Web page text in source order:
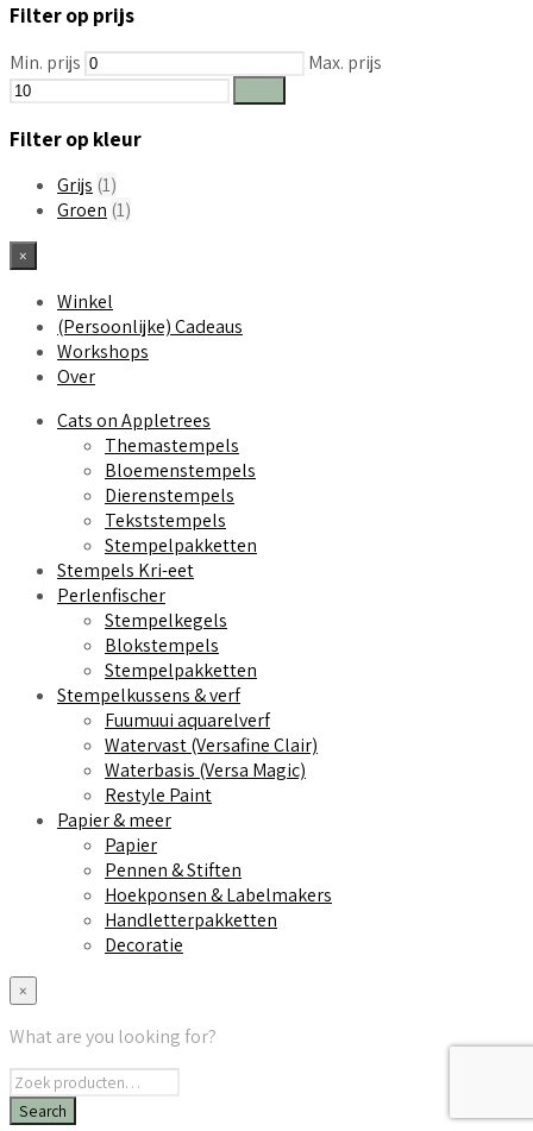
Filter op prijs
Min. prijs Max. prijs
Filter op kleur
Grijs (1)
Groen (1)
×
Winkel
(Persoonlijke) Cadeaus
Workshops
Over
Cats on Appletrees
Themastempels
Bloemenstempels
Dierenstempels
Tekststempels
Stempelpakketten
Stempels Kri-eet
Perlenfischer
Stempelkegels
Blokstempels
Stempelpakketten
Stempelkussens & verf
Fuumuui aquarelverf
Watervast (Versafine Clair)
Waterbasis (Versa Magic)
Restyle Paint
Papier & meer
Papier
Pennen & Stiften
Hoekponsen & Labelmakers
Handletterpakketten
Decoratie
×
What are you looking for?